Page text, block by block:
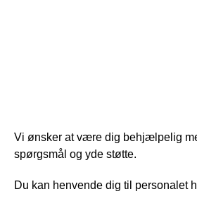
Vi ønsker at være dig behjælpelig
spørgsmål og yde støtte.
Du kan henvende dig til personalet